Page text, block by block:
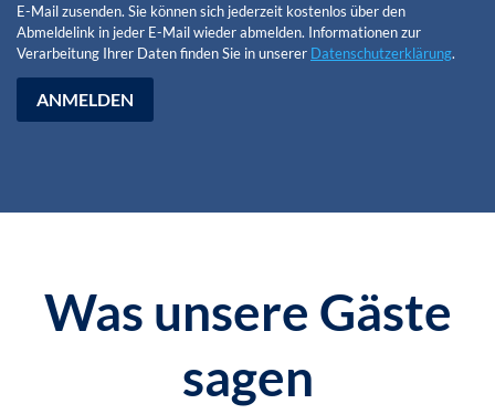
E-Mail zusenden. Sie können sich jederzeit kostenlos über den
Abmeldelink in jeder E-Mail wieder abmelden. Informationen zur
Verarbeitung Ihrer Daten finden Sie in unserer Datenschutzerklärung.
ANMELDEN
Was unsere Gäste
sagen